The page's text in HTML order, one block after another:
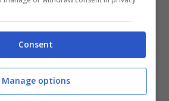
Italiano alle
confronto con
Consent
Manage options